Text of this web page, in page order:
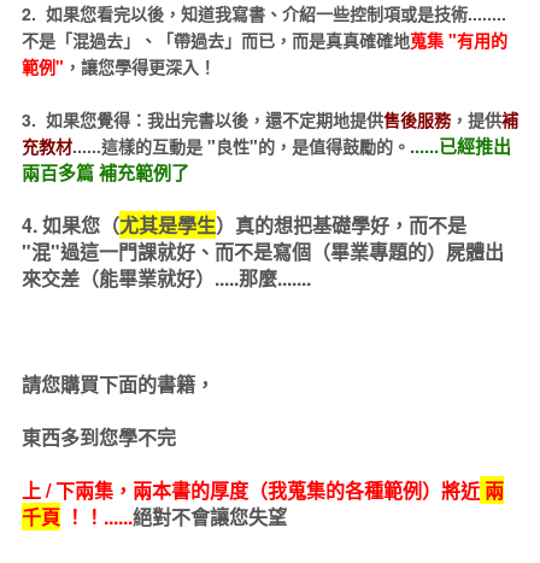
2. 如果您看完以後，知道我寫書、介紹一些控制項或是技術........
不是「混過去」、「帶過去」而已，而是真真確確地蒐集 "有用的
範例" ，讓您學得更深入！
3. 如果您覺得：我出完書以後，還不定期地提供售後服務，提供補
充教材......這樣的互動是 "良性"的，是值得鼓勵的。 ......已經推出
兩百多篇 補充範例了
4. 如果您（尤其是學生）真的想把基礎學好，而不是
"混"過這一門課就好、而不是寫個（畢業專題的）屍體出
來交差（能畢業就好）.....那麼.......
請您購買下面的書籍，
東西多到您學不完
上 / 下兩集，兩本書的厚度（我蒐集的各種範例）將近兩
千頁！！......絕對不會讓您失望